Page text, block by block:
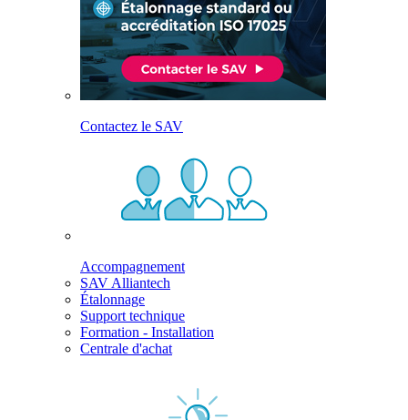
Contactez le SAV
Accompagnement
SAV Alliantech
Étalonnage
Support technique
Formation - Installation
Centrale d'achat